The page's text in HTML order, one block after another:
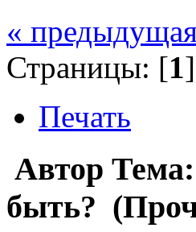
«
Страницы: [1]
Печать
Автор
быть?